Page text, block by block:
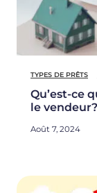
TYPES DE PRÊTS
Qu’est-ce
le vendeur?
Août 7, 2024